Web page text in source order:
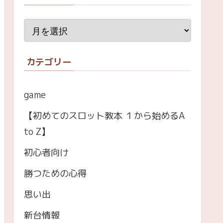
カテゴリー
game
【初めてのスロット教本 １から始めるA
to Z】
初心者向け
勝つための心得
思い出
新台情報